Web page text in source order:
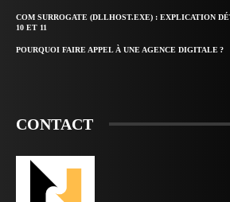
COM SURROGATE (DLLHOST.EXE) : EXPLICATION
10 ET 11
POURQUOI FAIRE APPEL À UNE AGENCE DIGITALE ?
CONTACT